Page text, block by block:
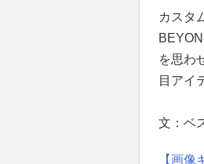
カスタ
を思わ
目アイ
文：ベ
【画